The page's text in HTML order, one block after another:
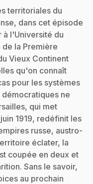
territoriales du
dans cet épisode
à l'Université du
la Première
Vieux Continent
qu'on connaît
pour les systèmes
ne
qui met
1919, redéfinit les
russe, austro-
éclater, la
coupée en deux et
Sans le savoir,
au prochain